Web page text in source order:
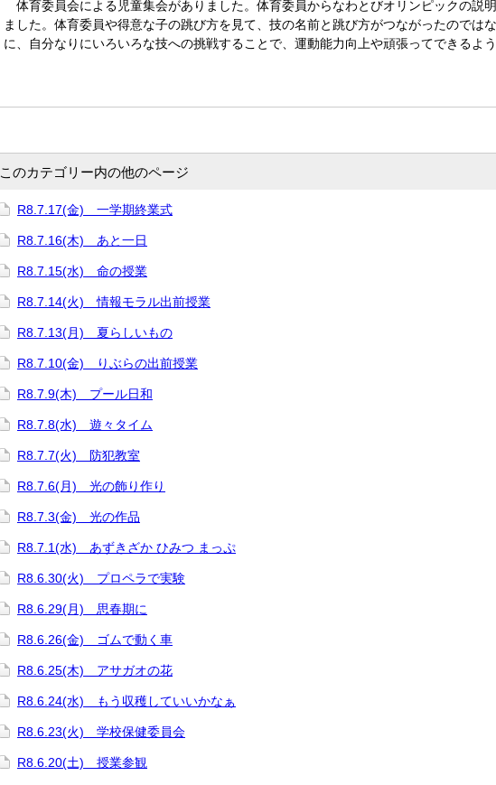
体育委員会による児童集会がありました。体育委員からなわとびオリンピックの説
ました。体育委員や得意な子の跳び方を見て、技の名前と跳び方がつながったのでは
に、自分なりにいろいろな技への挑戦することで、運動能力向上や頑張ってできるよ
このカテゴリー内の他のページ
R8.7.17(金) 一学期終業式
R8.7.16(木) あと一日
R8.7.15(水) 命の授業
R8.7.14(火) 情報モラル出前授業
R8.7.13(月) 夏らしいもの
R8.7.10(金) りぶらの出前授業
R8.7.9(木) プール日和
R8.7.8(水) 遊々タイム
R8.7.7(火) 防犯教室
R8.7.6(月) 光の飾り作り
R8.7.3(金) 光の作品
R8.7.1(水) あずきざか ひみつ まっぷ
R8.6.30(火) プロペラで実験
R8.6.29(月) 思春期に
R8.6.26(金) ゴムで動く車
R8.6.25(木) アサガオの花
R8.6.24(水) もう収穫していいかなぁ
R8.6.23(火) 学校保健委員会
R8.6.20(土) 授業参観